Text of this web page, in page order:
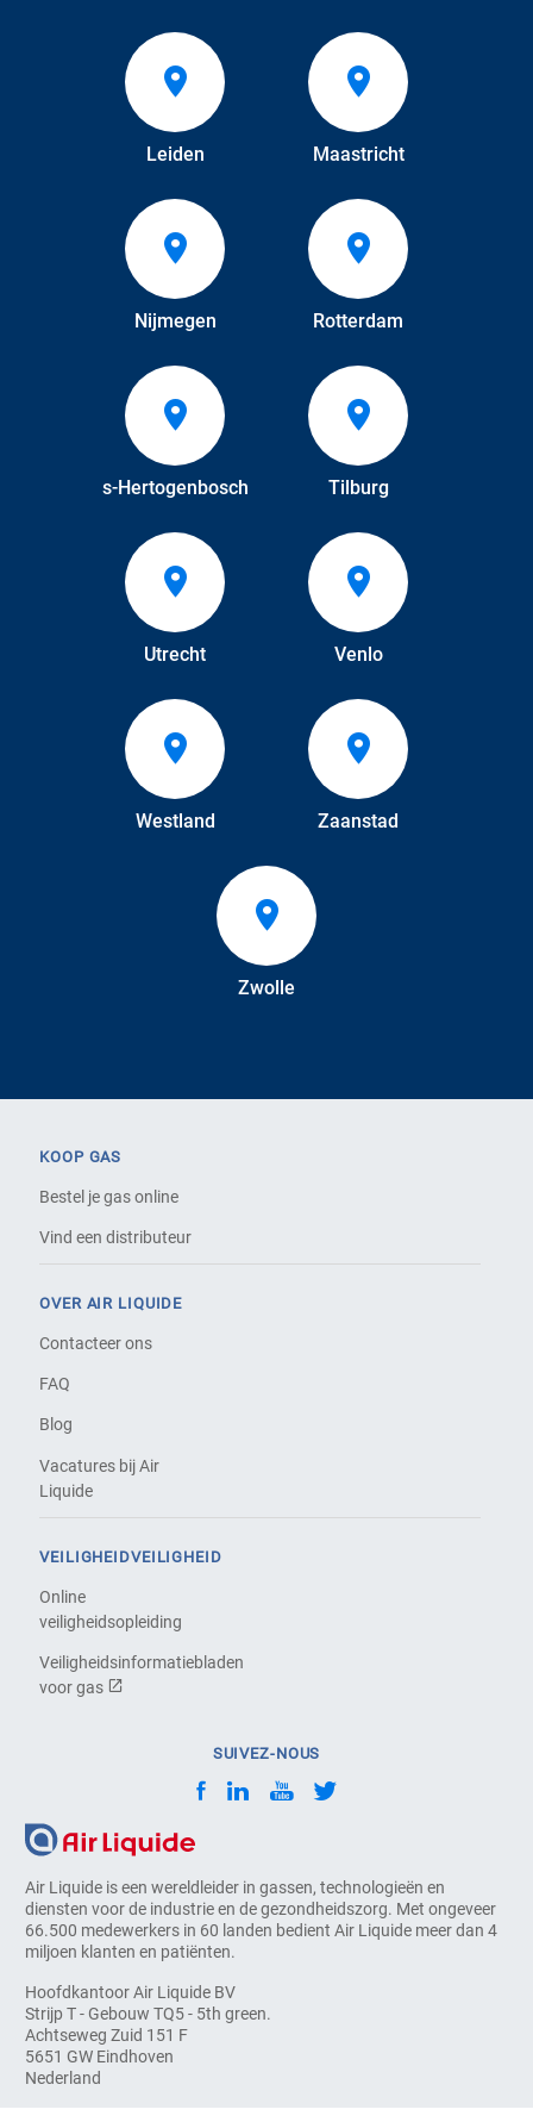
Leiden Maastricht
Nijmegen Rotterdam
s-Hertogenbosch Tilburg
Utrecht Venlo
Westland Zaanstad
Zwolle
Air Liquide is een wereldleider in gassen, technologieën en
diensten voor de industrie en de gezondheidszorg. Met ongeveer
66.500 medewerkers in 60 landen bedient Air Liquide meer dan 4
miljoen klanten en patiënten.
Hoofdkantoor Air Liquide BV
Strijp T - Gebouw TQ5 - 5th green.
Achtseweg Zuid 151 F
5651 GW Eindhoven
Nederland
KOOP GAS
Bestel je gas online
Vind een distributeur
OVER AIR LIQUIDE
Contacteer ons
FAQ
Blog
Vacatures bij Air
Liquide
VEILIGHEIDVEILIGHEID
Online
veiligheidsopleiding
Veiligheidsinformatiebladen
voor gas
SUIVEZ-NOUS